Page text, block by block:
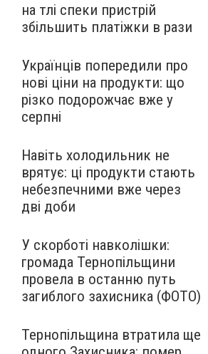
на тлі спеки пристрій
збільшить платіжки в рази
Українців попередили про
нові ціни на продукти: що
різко подорожчає вже у
серпні
Навіть холодильник не
врятує: ці продукти стають
небезпечними вже через
дві доби
У скорботі навколішки:
громада Тернопільщини
провела в останню путь
загиблого захисника (ФОТО)
Тернопільщина втратила ще